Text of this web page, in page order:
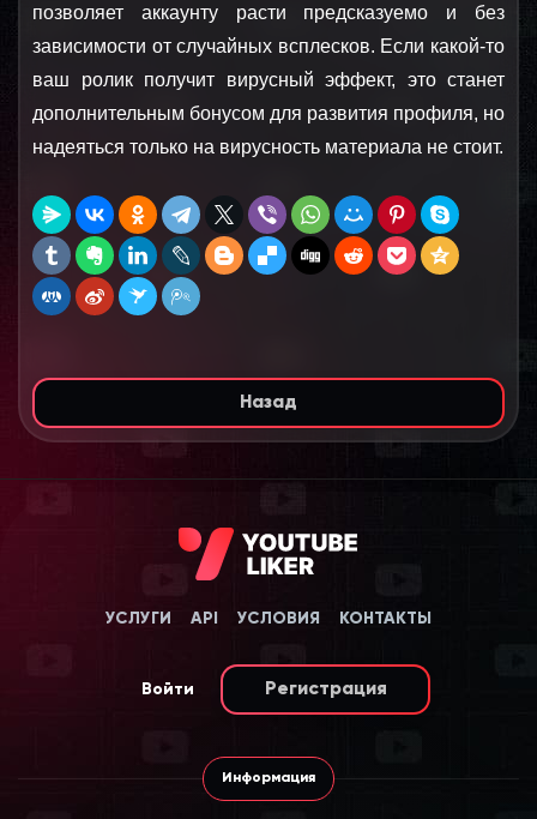
позволяет аккаунту расти предсказуемо и без
зависимости от случайных всплесков. Если какой-то
ваш ролик получит вирусный эффект, это станет
дополнительным бонусом для развития профиля, но
надеяться только на вирусность материала не стоит.
Назад
УСЛУГИ API УСЛОВИЯ КОНТАКТЫ
Войти Регистрация
Информация